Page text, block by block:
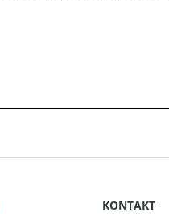
KONTAKT